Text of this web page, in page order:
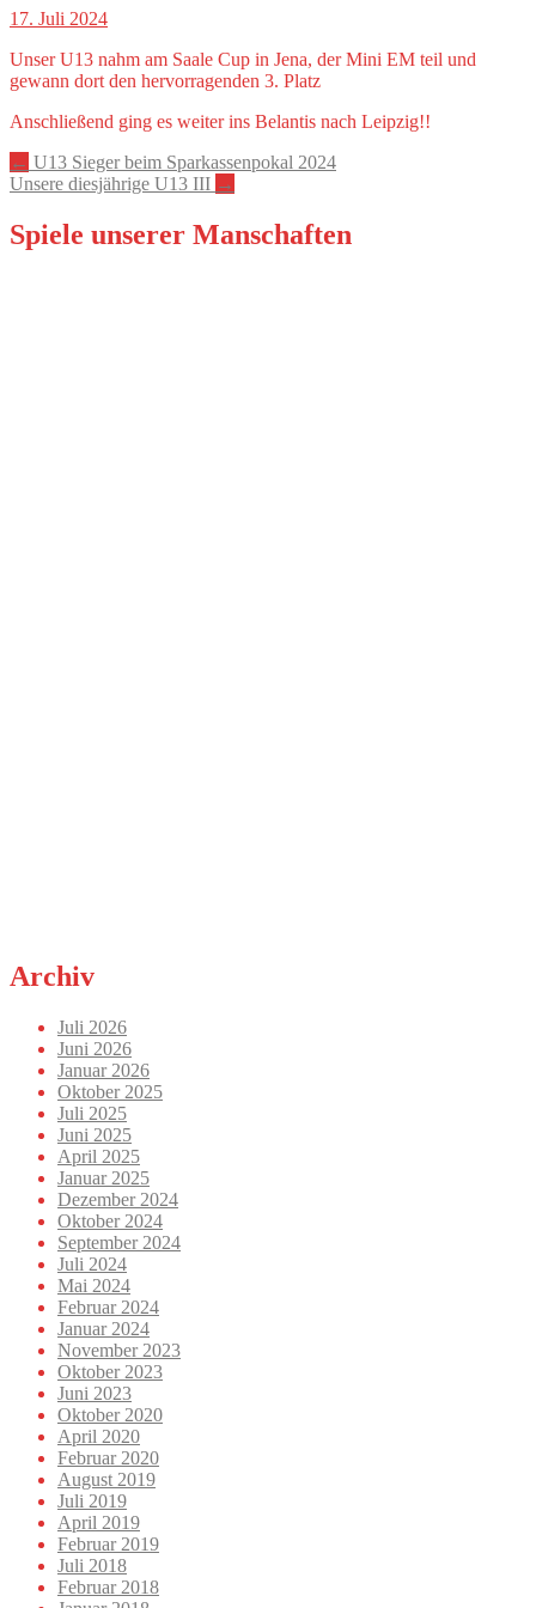
17. Juli 2024
Unser U13 nahm am Saale Cup in Jena, der Mini EM teil und
gewann dort den hervorragenden 3. Platz
Anschließend ging es weiter ins Belantis nach Leipzig!!
Artikel-
Navigation
← U13 Sieger beim Sparkassenpokal 2024
Unsere diesjährige U13 III →
Spiele unserer Manschaften
Archiv
Juli 2026
Juni 2026
Januar 2026
Oktober 2025
Juli 2025
Juni 2025
April 2025
Januar 2025
Dezember 2024
Oktober 2024
September 2024
Juli 2024
Mai 2024
Februar 2024
Januar 2024
November 2023
Oktober 2023
Juni 2023
Oktober 2020
April 2020
Februar 2020
August 2019
Juli 2019
April 2019
Februar 2019
Juli 2018
Februar 2018